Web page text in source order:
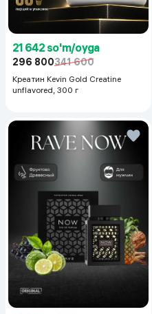
21 642 so'm/oyga
296 800341 600
Креатин Kevin Gold Creatine
unflavored, 300 г